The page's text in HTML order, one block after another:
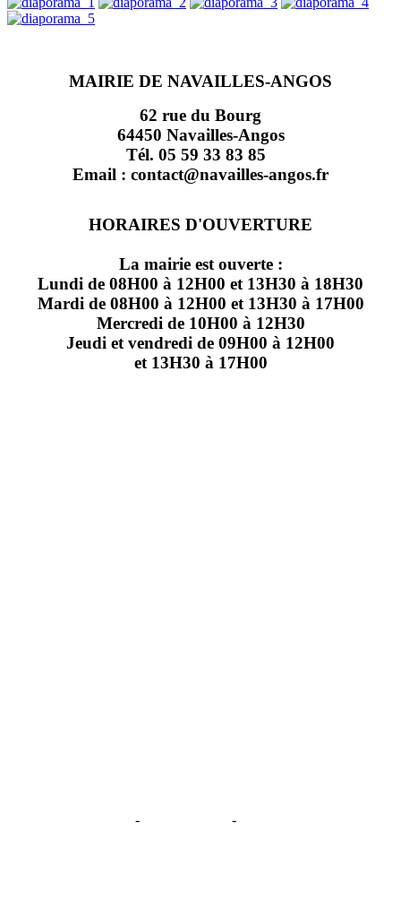
MAIRIE DE NAVAILLES-ANGOS
62 rue du Bourg
64450 Navailles-Angos
Tél. 05 59 33 83 85
Email : contact@navailles-angos.fr
HORAIRES D'OUVERTURE
La mairie est ouverte :
Lundi de 08H00 à 12H00 et 13H30 à 18H30
Mardi de 08H00 à 12H00 et 13H30 à 17H00
Mercredi de 10H00 à 12H30
Jeudi et vendredi de 09H00 à 12H00
et 13H30 à 17H00
- -